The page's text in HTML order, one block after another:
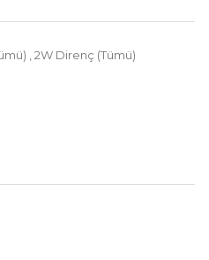
,2W Direnç (Tümü)